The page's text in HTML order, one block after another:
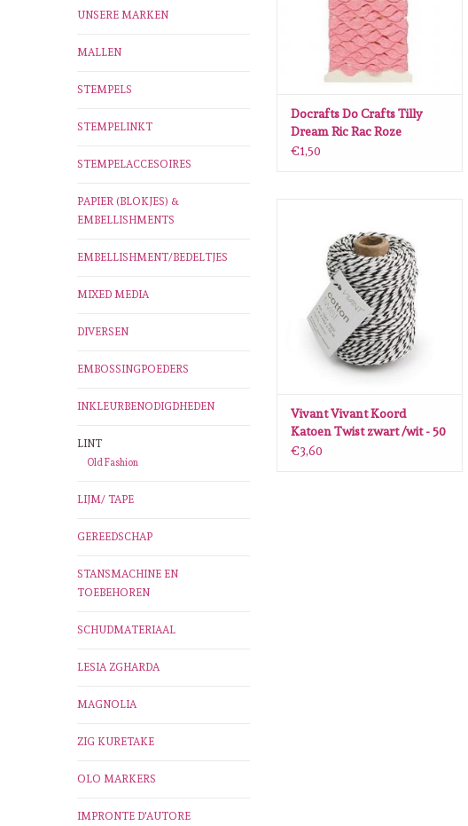
UNSERE MARKEN
MALLEN
STEMPELS
STEMPELINKT
STEMPELACCESOIRES
PAPIER (BLOKJES) &
EMBELLISHMENTS
EMBELLISHMENT/BEDELTJES
MIXED MEDIA
DIVERSEN
EMBOSSINGPOEDERS
INKLEURBENODIGDHEDEN
LINT
Old Fashion
LIJM/ TAPE
GEREEDSCHAP
STANSMACHINE EN
TOEBEHOREN
SCHUDMATERIAAL
LESIA ZGHARDA
MAGNOLIA
ZIG KURETAKE
OLO MARKERS
IMPRONTE D'AUTORE
Docrafts Do Crafts Tilly
Dream Ric Rac Roze
€1,50
ZUM WARENKORB HINZUFÜGEN
Vivant Vivant Koord
Katoen Twist zwart /wit - 50
MT 2MM
€3,60